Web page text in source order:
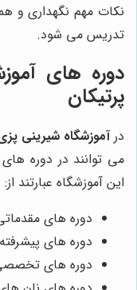
نکات مهم نگهداری و
تدریس می شود.
دوره های
پرتیکان
درآموزشگاه شیرینی
می توانند در دوره
این آموزشگاه عبارتند از:
دوره های
دوره های
دوره های